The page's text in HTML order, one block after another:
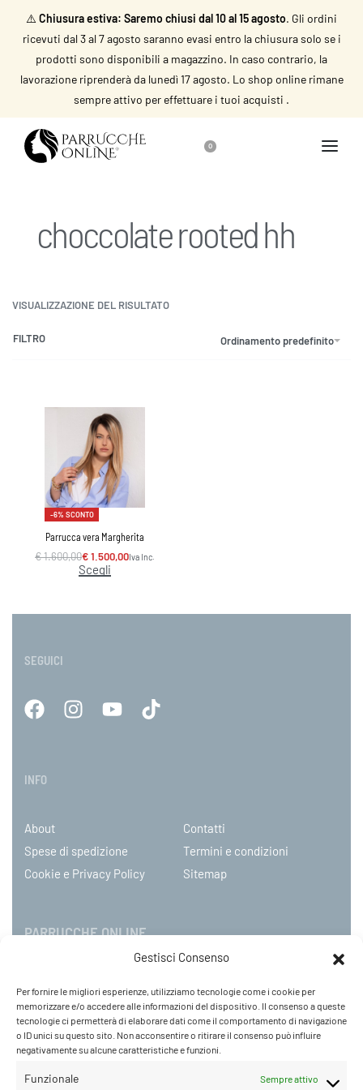
Gestisci Consenso
Per fornire le migliori esperienze, utilizziamo tecnologie come i cookie per
memorizzare e/o accedere alle informazioni del dispositivo. Il consenso a queste
tecnologie ci permetterà di elaborare dati come il comportamento di navigazione
o ID unici su questo sito. Non acconsentire o ritirare il consenso può influire
negativamente su alcune caratteristiche e funzioni.
Funzionale Sempre attivo
⚠️ Chiusura estiva: Saremo chiusi dal 10 al 15 agosto. Gli ordini
ricevuti dal 3 al 7 agosto saranno evasi entro la chiusura solo se i
prodotti sono disponibili a magazzino. In caso contrario, la
lavorazione riprenderà da lunedì 17 agosto. Lo shop online rimane
sempre attivo per effettuare i tuoi acquisti .
0
choccolate rooted hh
VISUALIZZAZIONE DEL RISULTATO
Ordinamento predefinito
FILTRO
-6% SCONTO
Parrucca vera Margherita
€1.600,00€1.500,00Iva Inc.
Scegli
SEGUICI
INFO
About
Contatti
Spese di spedizione
Termini e condizioni
Cookie e Privacy Policy
Sitemap
PARRUCCHE ONLINE
C.so Mazzini 31, NOVARA – Italy
Tel: +39 0321 659378 / 393229
WhatsApp: +39 342 9218104
info@parruccheonline.com
PEC –farcaphair@legalmail.it